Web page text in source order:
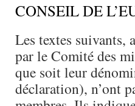
CONSEIL DE
Les textes suivants,
par le Comité des
que soit leur
déclaration), n’ont